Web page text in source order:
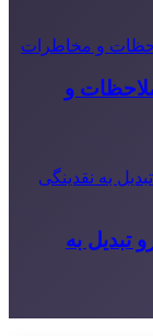
و
تبدیل به